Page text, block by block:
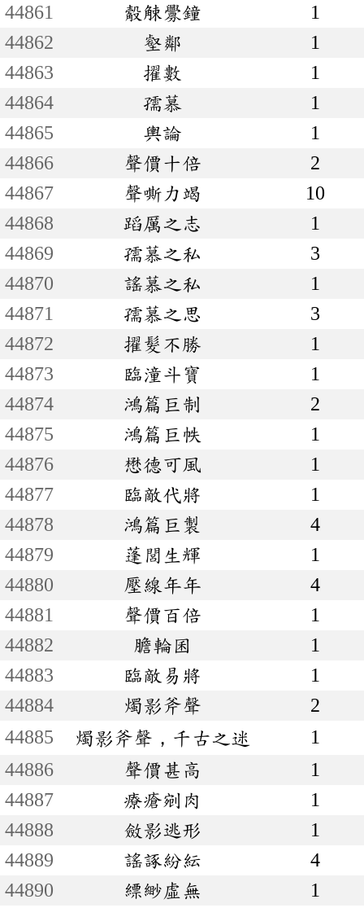
44861
觳觫釁鐘
1
44862
壑鄰
1
44863
擢數
1
44864
孺慕
1
44865
輿論
1
44866
聲價十倍
2
44867
聲嘶力竭
10
44868
蹈厲之志
1
44869
孺慕之私
3
44870
謠慕之私
1
44871
孺慕之思
3
44872
擢髮不勝
1
44873
臨潼斗寶
1
44874
鴻篇巨制
2
44875
鴻篇巨帙
1
44876
懋德可風
1
44877
臨敵代將
1
44878
鴻篇巨製
4
44879
蓬閭生輝
1
44880
壓線年年
4
44881
聲價百倍
1
44882
膽輪囷
1
44883
臨敵易將
1
44884
燭影斧聲
2
44885
燭影斧聲，千古之迷
1
44886
聲價甚高
1
44887
療瘡剜肉
1
44888
斂影逃形
1
44889
謠諑紛紜
4
44890
縹緲虛無
1